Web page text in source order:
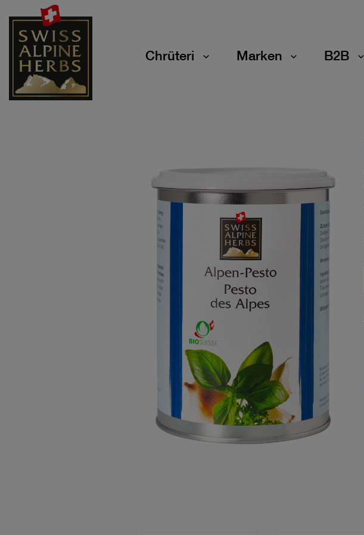
Chrüteri Marken B2B